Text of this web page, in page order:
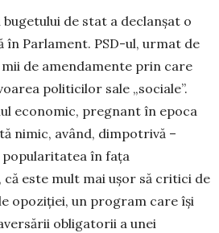
de stat a declanșat o
în Parlament. PSD-ul, urmat de
de amendamente prin care
politicilor sale „sociale”.
economic, pregnant în epoca
nimic, având, dimpotrivă –
în fața
este mult mai ușor să critici de
opo­ziției, un program care își
obligatorii a unei